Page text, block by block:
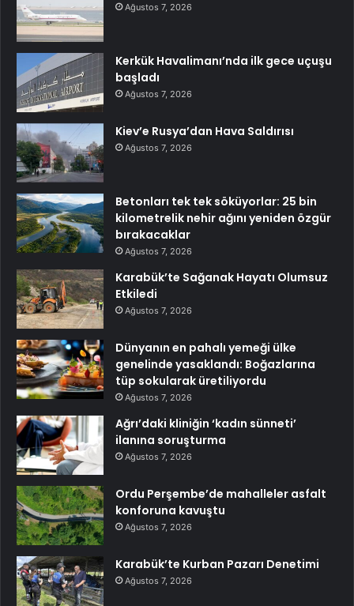
Ağustos 7, 2026
Kerkük Havalimanı’nda ilk gece uçuşu
başladı
Ağustos 7, 2026
Kiev’e Rusya’dan Hava Saldırısı
Ağustos 7, 2026
Betonları tek tek söküyorlar: 25 bin
kilometrelik nehir ağını yeniden özgür
bırakacaklar
Ağustos 7, 2026
Karabük’te Sağanak Hayatı Olumsuz
Etkiledi
Ağustos 7, 2026
Dünyanın en pahalı yemeği ülke
genelinde yasaklandı: Boğazlarına
tüp sokularak üretiliyordu
Ağustos 7, 2026
Ağrı’daki kliniğin ‘kadın sünneti’
ilanına soruşturma
Ağustos 7, 2026
Ordu Perşembe’de mahalleler asfalt
konforuna kavuştu
Ağustos 7, 2026
Karabük’te Kurban Pazarı Denetimi
Ağustos 7, 2026